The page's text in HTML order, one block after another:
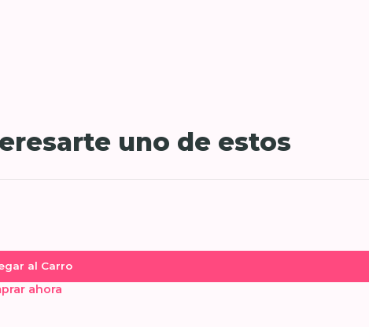
uno de estos
al Carro
ahora